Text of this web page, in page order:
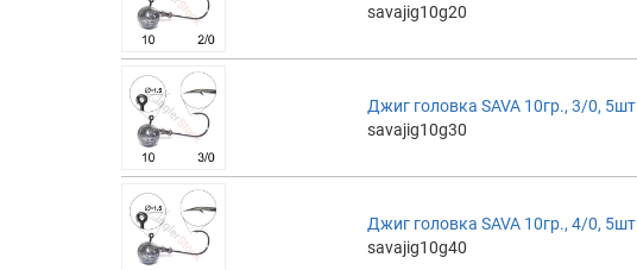
savajig10g20
Джиг головка SAVA 10гр., 3/0, 5шт
savajig10g30
Джиг головка SAVA 10гр., 4/0, 5шт
savajig10g40